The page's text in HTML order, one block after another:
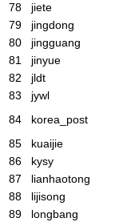
78
jiete
79
jingdong
80
jingguang
81
jinyue
82
jldt
83
jywl
84
korea_post
85
kuaijie
86
kysy
87
lianhaotong
88
lijisong
89
longbang